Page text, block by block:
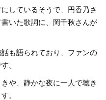
しているそうで、円香乃さ
いた歌詞に、岡千秋さんが
も語られており、ファンの
。
や、静かな夜に一人で聴き
。